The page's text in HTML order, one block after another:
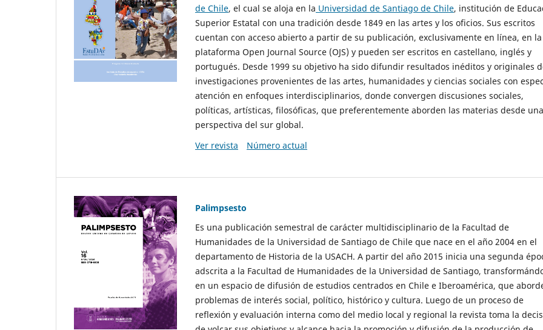
de Chile, el cual se aloja en la Universidad de Santiago de Chile, institución de
Superior Estatal con una tradición desde 1849 en las artes y los oficios. Sus escritos
cuentan con acceso abierto a partir de su publicación, exclusivamente en línea, en la
plataforma Open Journal Source (OJS) y pueden ser escritos en castellano, inglés y
portugués. Desde 1999 su objetivo ha sido difundir resultados inéditos y originales
investigaciones provenientes de las artes, humanidades y ciencias sociales con
atención en enfoques interdisciplinarios, donde convergen discusiones sociales,
políticas, artísticas, filosóficas, que preferentemente aborden las materias desde una
perspectiva del sur global.
Ver revista
Número actual
Palimpsesto
Es una publicación semestral de carácter multidisciplinario de la Facultad de
Humanidades de la Universidad de Santiago de Chile que nace en el año 2004 en el
departamento de Historia de la USACH. A partir del año 2015 inicia una segunda
adscrita a la Facultad de Humanidades de la Universidad de Santiago,
en un espacio de difusión de estudios centrados en Chile e Iberoamérica, que
problemas de interés social, político, histórico y cultura. Luego de un proceso de
reflexión y evaluación interna como del medio local y regional la revista toma la